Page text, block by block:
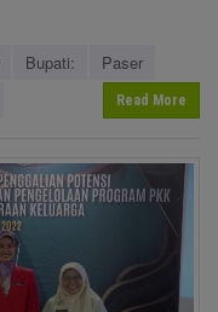
Bupati:
Paser
Read More